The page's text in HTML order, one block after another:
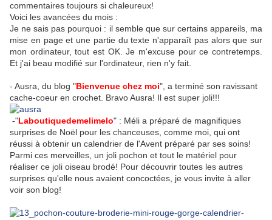
commentaires toujours si chaleureux!
Voici les avancées du mois :
Je ne sais pas pourquoi : il semble que sur certains appareils, ma
mise en page et une partie du texte n'apparaît pas alors que sur
mon ordinateur, tout est OK. Je m'excuse pour ce contretemps.
Et j'ai beau modifié sur l'ordinateur, rien n'y fait.
- Ausra, du blog "Bienvenue chez moi", a terminé son ravissant
cache-coeur en crochet. Bravo Ausra! Il est super joli!!!
-"Laboutiquedemelimelo" : Méli a préparé de magnifiques
surprises de Noël pour les chanceuses, comme moi, qui ont
réussi à obtenir un calendrier de l'Avent préparé par ses soins!
Parmi ces merveilles, un joli pochon et tout le matériel pour
réaliser ce joli oiseau brodé! Pour découvrir toutes les autres
surprises qu'elle nous avaient concoctées, je vous invite à aller
voir son blog!